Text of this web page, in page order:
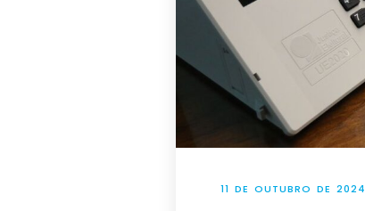
11 DE OUTUBRO DE 2024